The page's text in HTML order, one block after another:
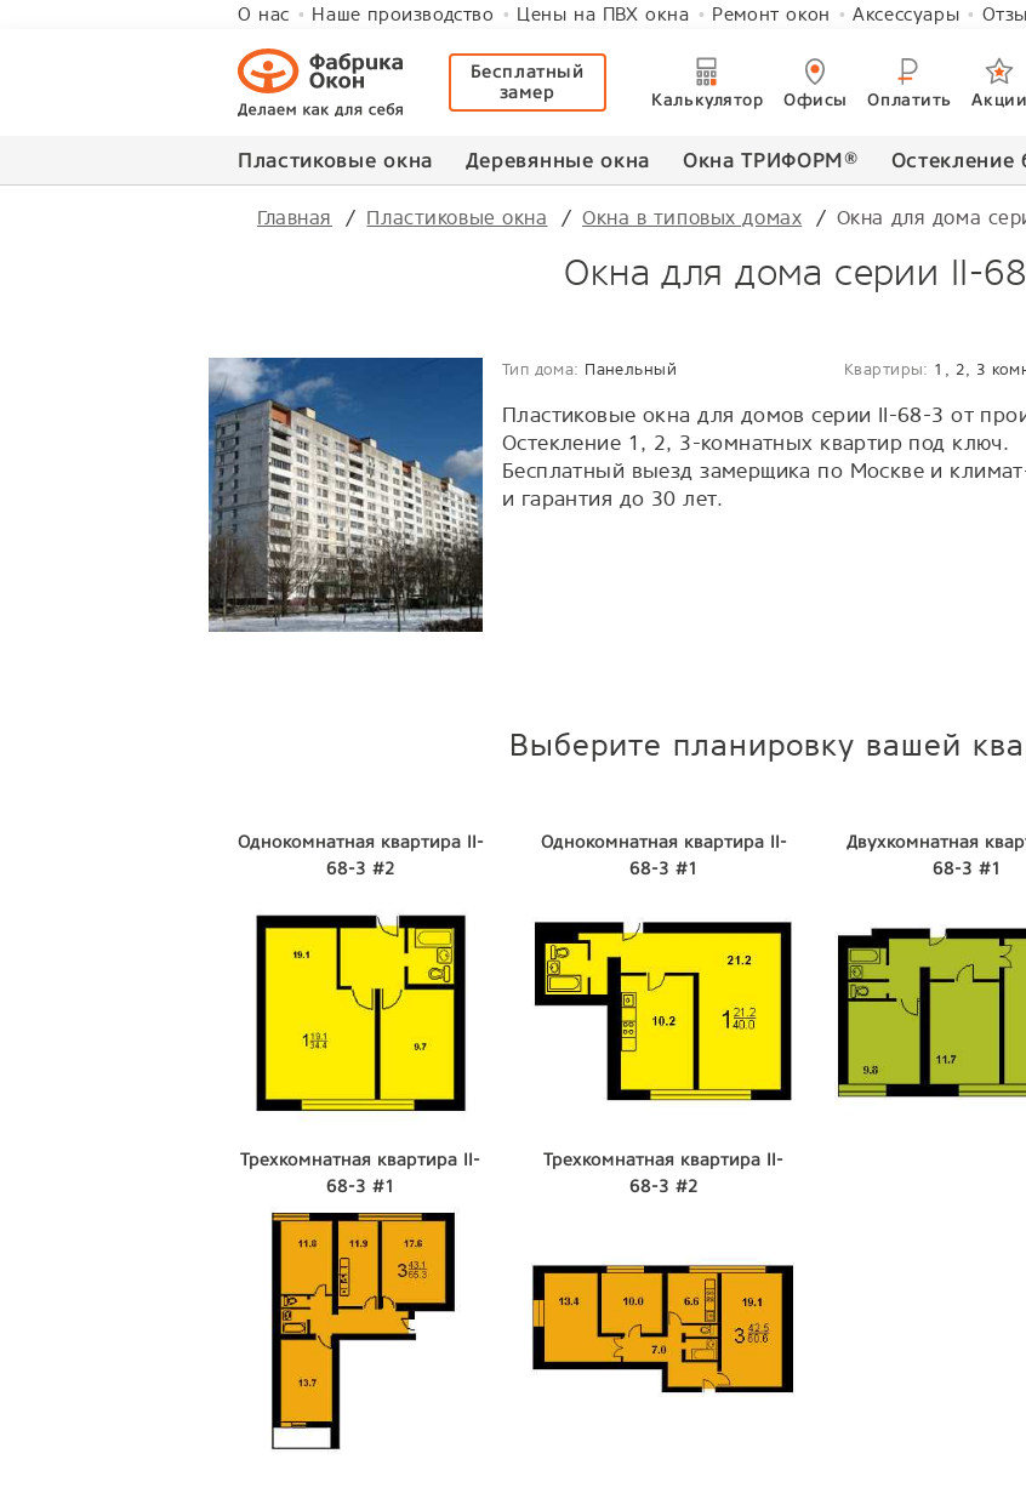
О нас Наше производство Цены на ПВХ окна Ремонт окон Аксессуары
Бесплатный
замер
Калькулятор Офисы Оплатить Акции
Пластиковые окна Деревянные окна Окна ТРИФОРМ® Остекление
Главная Пластиковые окна Окна в типовых домах Окна для дома
Окна для дома серии II-
Тип дома: Панельный Квартиры: 1, 2, 3
Пластиковые окна для домов серии II-68-3 от
Остекление 1, 2, 3-комнатных квартир под ключ.
Бесплатный выезд замерщика по Москве и
и гарантия до 30 лет.
Выберите планировку вашей
Однокомнатная квартира II-
68-3 #2
Однокомнатная квартира II-
68-3 #1
Двухкомнатная
68-3 #1
Трехкомнатная квартира II-
68-3 #1
Трехкомнатная квартира II-
68-3 #2